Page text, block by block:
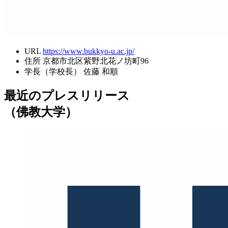
URL https://www.bukkyo-u.ac.jp/
住所 京都市北区紫野北花ノ坊町96
学長（学校長）
佐藤 和順
最近のプレスリリース
（佛教大学）